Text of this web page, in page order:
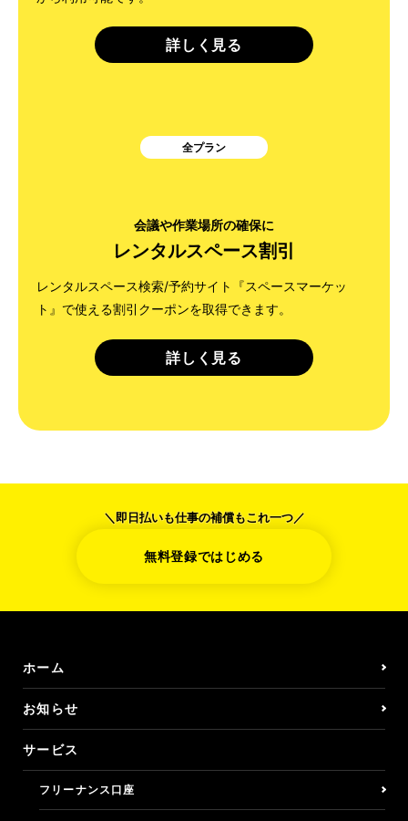
詳しく見る
全プラン
会議や作業場所の確保に
レンタルスペース割引
レンタルスペース検索/予約サイト『スペースマーケッ
ト』で使える割引クーポンを取得できます。
詳しく見る
＼即日払いも仕事の補償もこれ一つ／
無料登録ではじめる
ホーム
お知らせ
サービス
フリーナンス口座